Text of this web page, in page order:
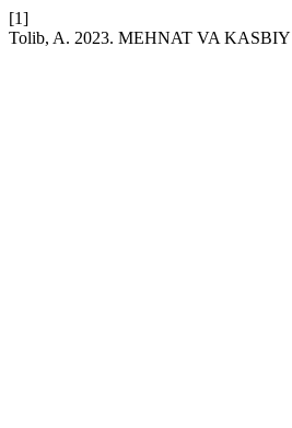
[1]
Tolib, A. 2023. MEHNAT VA